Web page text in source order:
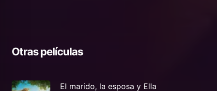
Otras películas
El marido, la esposa y Ella